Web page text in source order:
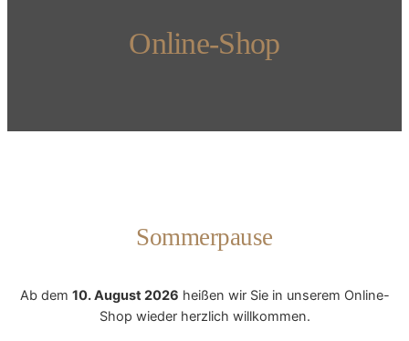
Online-Shop
Sommerpause
Ab dem 10. August 2026 heißen wir Sie in unserem Online-
Shop wieder herzlich willkommen.